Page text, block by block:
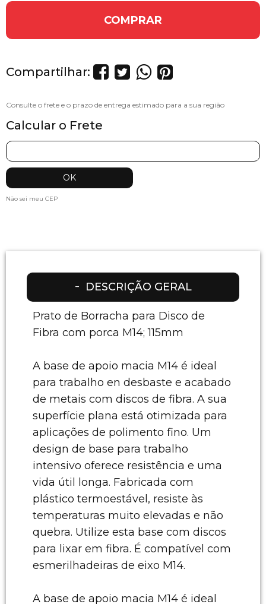
COMPRAR
Compartilhar:
Calcular o Frete
Não sei meu CEP
DESCRIÇÃO GERAL
Prato de Borracha para Disco de
Fibra com porca M14; 115mm
A base de apoio macia M14 é ideal
para trabalho en desbaste e acabado
de metais com discos de fibra. A sua
superfície plana está otimizada para
aplicações de polimento fino. Um
design de base para trabalho
intensivo oferece resistência e uma
vida útil longa. Fabricada com
plástico termoestável, resiste às
temperaturas muito elevadas e não
quebra. Utilize esta base com discos
para lixar em fibra. É compatível com
esmerilhadeiras de eixo M14.
A base de apoio macia M14 é ideal